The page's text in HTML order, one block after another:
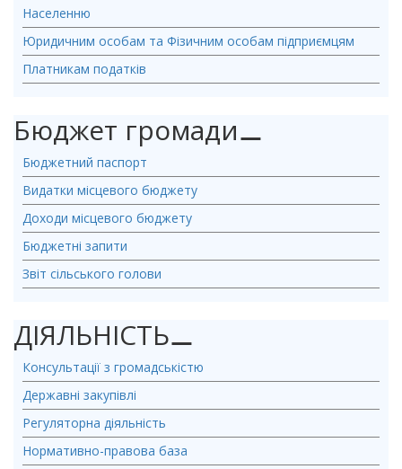
Населенню
Юридичним особам та Фізичним особам підприємцям
Платникам податків
Бюджет громади⚊
Бюджетний паспорт
Видатки місцевого бюджету
Доходи місцевого бюджету
Бюджетні запити
Звіт сільського голови
ДІЯЛЬНІСТЬ⚊
Консультації з громадськістю
Державні закупівлі
Регуляторна діяльність
Нормативно-правова база